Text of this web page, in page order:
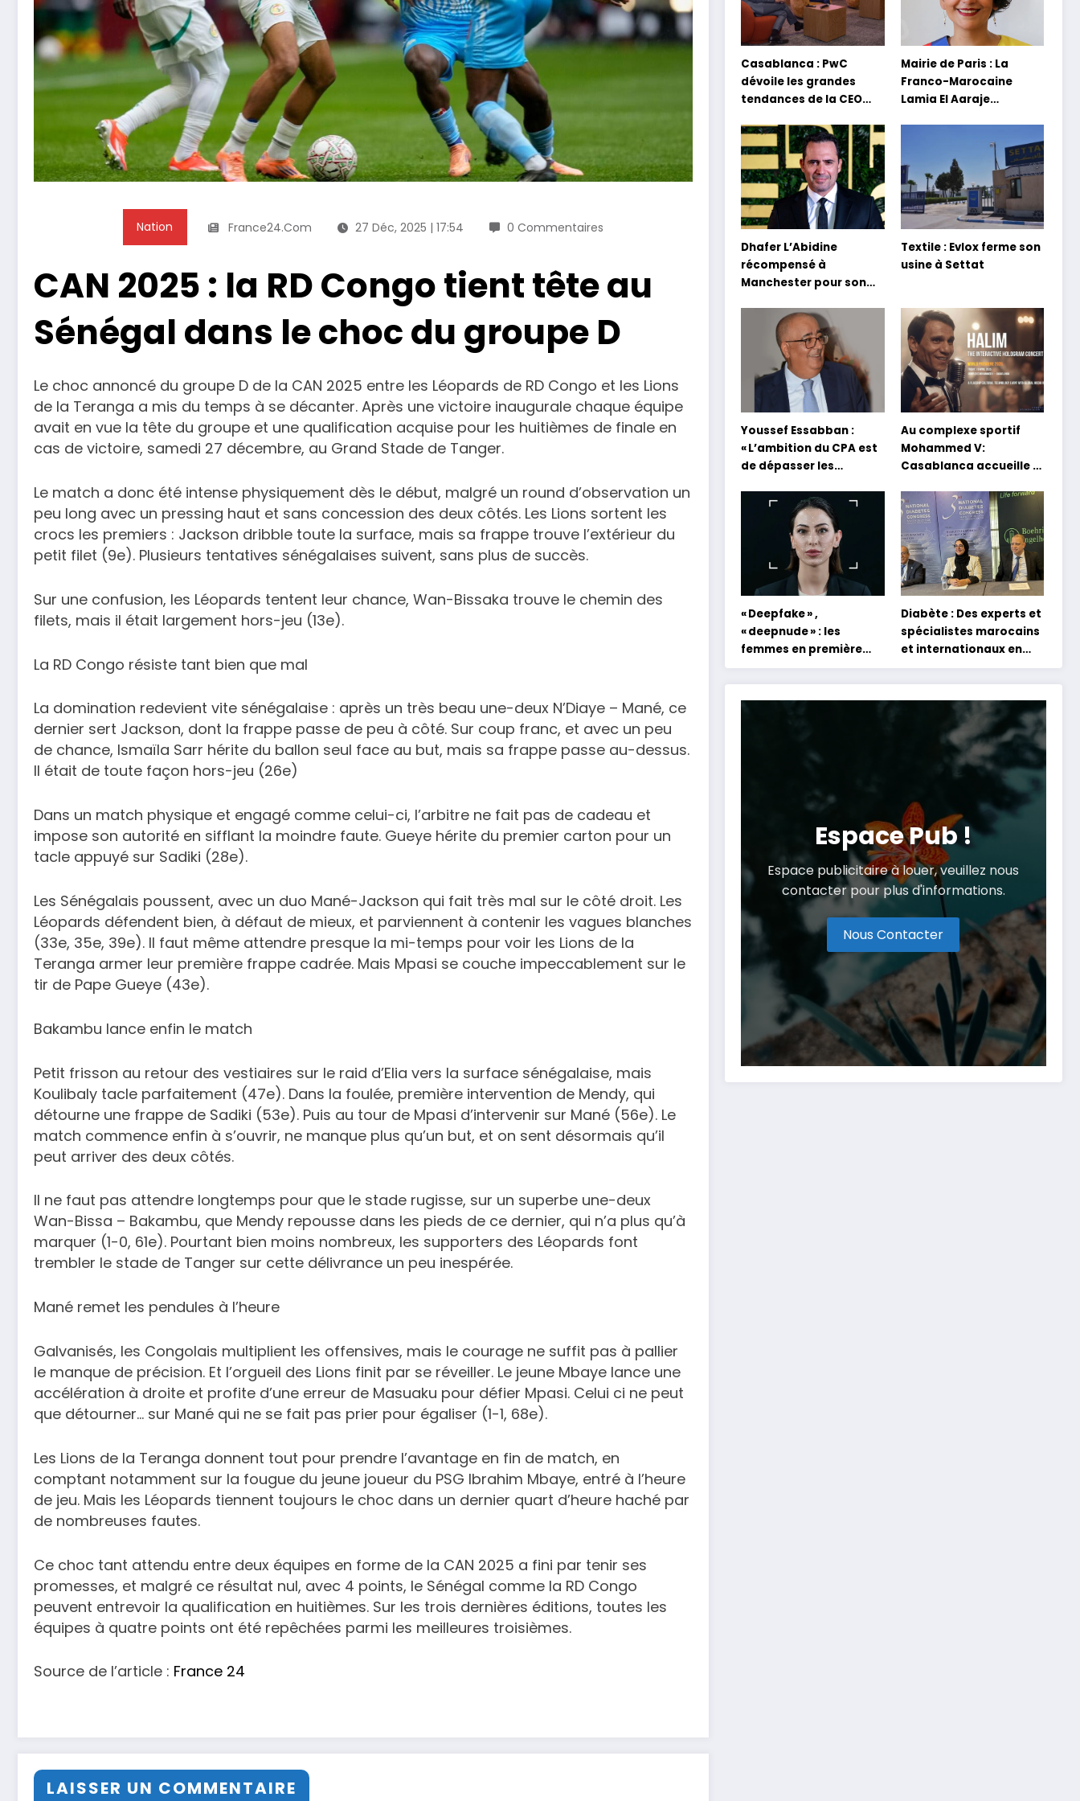
Nation France24.com 27 Déc, 2025 | 17:54 0 Commentaires
CAN 2025 : la RD Congo tient tête au
Sénégal dans le choc du groupe D
Le choc annoncé du groupe D de la CAN 2025 entre les Léopards de RD Congo et les Lions
de la Teranga a mis du temps à se décanter. Après une victoire inaugurale chaque équipe
avait en vue la tête du groupe et une qualification acquise pour les huitièmes de finale en
cas de victoire, samedi 27 décembre, au Grand Stade de Tanger.
Le match a donc été intense physiquement dès le début, malgré un round d’observation un
peu long avec un pressing haut et sans concession des deux côtés. Les Lions sortent les
crocs les premiers : Jackson dribble toute la surface, mais sa frappe trouve l’extérieur du
petit filet (9e). Plusieurs tentatives sénégalaises suivent, sans plus de succès.
Sur une confusion, les Léopards tentent leur chance, Wan-Bissaka trouve le chemin des
filets, mais il était largement hors-jeu (13e).
La RD Congo résiste tant bien que mal
La domination redevient vite sénégalaise : après un très beau une-deux N’Diaye – Mané, ce
dernier sert Jackson, dont la frappe passe de peu à côté. Sur coup franc, et avec un peu
de chance, Ismaïla Sarr hérite du ballon seul face au but, mais sa frappe passe au-dessus.
Il était de toute façon hors-jeu (26e)
Dans un match physique et engagé comme celui-ci, l’arbitre ne fait pas de cadeau et
impose son autorité en sifflant la moindre faute. Gueye hérite du premier carton pour un
tacle appuyé sur Sadiki (28e).
Les Sénégalais poussent, avec un duo Mané-Jackson qui fait très mal sur le côté droit. Les
Léopards défendent bien, à défaut de mieux, et parviennent à contenir les vagues blanches
(33e, 35e, 39e). Il faut même attendre presque la mi-temps pour voir les Lions de la
Teranga armer leur première frappe cadrée. Mais Mpasi se couche impeccablement sur le
tir de Pape Gueye (43e).
Bakambu lance enfin le match
Petit frisson au retour des vestiaires sur le raid d’Elia vers la surface sénégalaise, mais
Koulibaly tacle parfaitement (47e). Dans la foulée, première intervention de Mendy, qui
détourne une frappe de Sadiki (53e). Puis au tour de Mpasi d’intervenir sur Mané (56e). Le
match commence enfin à s’ouvrir, ne manque plus qu’un but, et on sent désormais qu’il
peut arriver des deux côtés.
Il ne faut pas attendre longtemps pour que le stade rugisse, sur un superbe une-deux
Wan-Bissa – Bakambu, que Mendy repousse dans les pieds de ce dernier, qui n’a plus qu’à
marquer (1-0, 61e). Pourtant bien moins nombreux, les supporters des Léopards font
trembler le stade de Tanger sur cette délivrance un peu inespérée.
Mané remet les pendules à l’heure
Galvanisés, les Congolais multiplient les offensives, mais le courage ne suffit pas à pallier
le manque de précision. Et l’orgueil des Lions finit par se réveiller. Le jeune Mbaye lance une
accélération à droite et profite d’une erreur de Masuaku pour défier Mpasi. Celui ci ne peut
que détourner… sur Mané qui ne se fait pas prier pour égaliser (1-1, 68e).
Les Lions de la Teranga donnent tout pour prendre l’avantage en fin de match, en
comptant notamment sur la fougue du jeune joueur du PSG Ibrahim Mbaye, entré à l’heure
de jeu. Mais les Léopards tiennent toujours le choc dans un dernier quart d’heure haché par
de nombreuses fautes.
Ce choc tant attendu entre deux équipes en forme de la CAN 2025 a fini par tenir ses
promesses, et malgré ce résultat nul, avec 4 points, le Sénégal comme la RD Congo
peuvent entrevoir la qualification en huitièmes. Sur les trois dernières éditions, toutes les
équipes à quatre points ont été repêchées parmi les meilleures troisièmes.
Source de l’article : France 24
LAISSER UN COMMENTAIRE
Casablanca : PwC
dévoile les grandes
tendances de la CEO
Mairie de Paris : La
Franco-Marocaine
Lamia El Aaraje
Dhafer L’Abidine
récompensé à
Manchester pour son
Textile : Evlox ferme son
usine à Settat
Youssef Essabban :
« L’ambition du CPA est
de dépasser les
et académiques de
formation en
s’appuyant sur le
partage des
expériences »
Au complexe sportif
Mohammed V:
Casablanca accueille la
concert holographique
d’Abdel Halim Hafez
« Deepfake » ,
« deepnude » : les
femmes en première
ligne face aux dangers
de l’intelligence
artificielle
Diabète : Des experts et
spécialistes marocains
et internationaux en
conclave à Tanger
Espace Pub !
Espace publicitaire à louer, veuillez nous
contacter pour plus d'informations.
Nous Contacter